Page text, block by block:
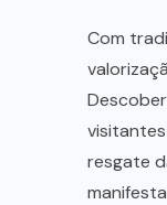
Com
resgate